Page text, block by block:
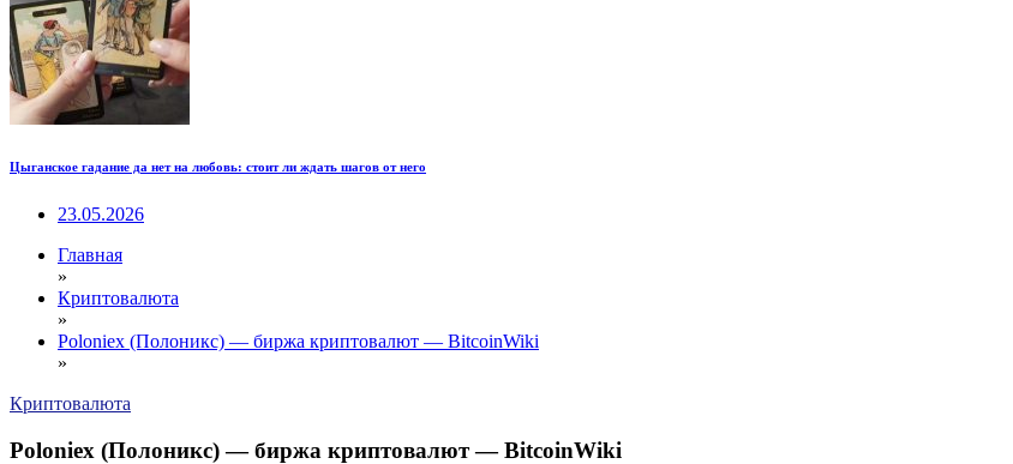
Цыганское гадание да нет на любовь: стоит ли ждать шагов от него
23.05.2026
Главная
»
Криптовалюта
»
Poloniex (Полоникс) — биржа криптовалют — BitcoinWiki
»
Криптовалюта
Poloniex (Полоникс) — биржа криптовалют — BitcoinWiki